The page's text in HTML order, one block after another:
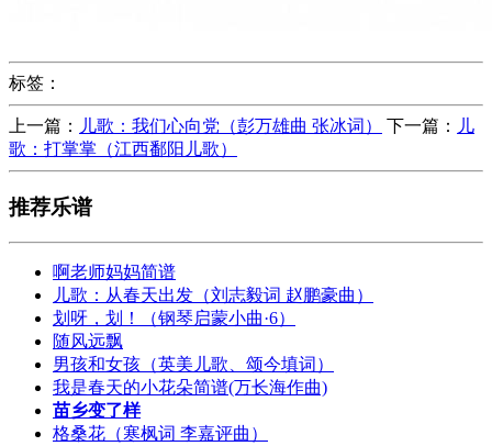
标签：
上一篇： 儿歌：我们心向党（彭万雄曲 张冰词） 下一篇：
儿
歌：打掌掌（江西鄱阳儿歌）
推荐乐谱
啊老师妈妈简谱
儿歌：从春天出发（刘志毅词 赵鹏豪曲）
划呀，划！（钢琴启蒙小曲·6）
随风远飘
男孩和女孩（英美儿歌、颂今填词）
我是春天的小花朵简谱(万长海作曲)
苗乡变了样
格桑花（寒枫词 李嘉评曲）